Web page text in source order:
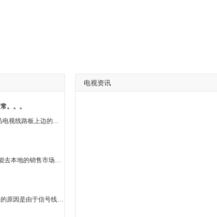
。。。
造成 家中液晶电视白屏的缘故有很多种多样，假如说液晶电视线路板上边的熔断丝发生了破裂的状况，也是会发生白屏的，也有一种很有可能是由于液晶电视里边的显象管发生了毁坏的状况，那麼液晶电视也会发生白屏的状况，假如液晶电视的显示屏电极连接线发生了掉下来也会发生白屏。
3000-5000吧，每一个地区价钱会有点儿差别的，提议你能去本地的销售市场上看看
长空等离子电视屏幕花屏是可以修理的。液晶电视机花屏的原因是由于信号线借口松动，主要将后盖拆下来，然后重新连接一下借口，花屏的现象就会好很多。但是如果说在你做完刚才的操作之后，花屏的现象并没有得到缓解，那比较好还是能够去维修店找专业人员帮忙看一下。现在大部分家庭都喜欢使用液晶电视机，因为液晶电视机更加美观而且安装特别方便。
电视资讯